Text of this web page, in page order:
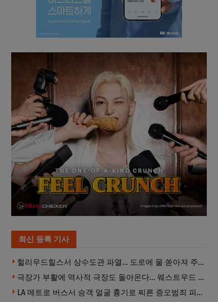
최신 등록 기사
헐리우드힐스서 상수도관 파열… 도로에 물 쏟아져 주민 약 100명 피해
극장가 부활에 역사적 극장도 돌아온다… 웨스트우드 ‘브루인 극장’ 10월 재개장 추진
LA 메트로 버스서 승객 얼굴 흉기로 찌른 증오범죄 피고인, 종신형에 징역 7년 추가 선고